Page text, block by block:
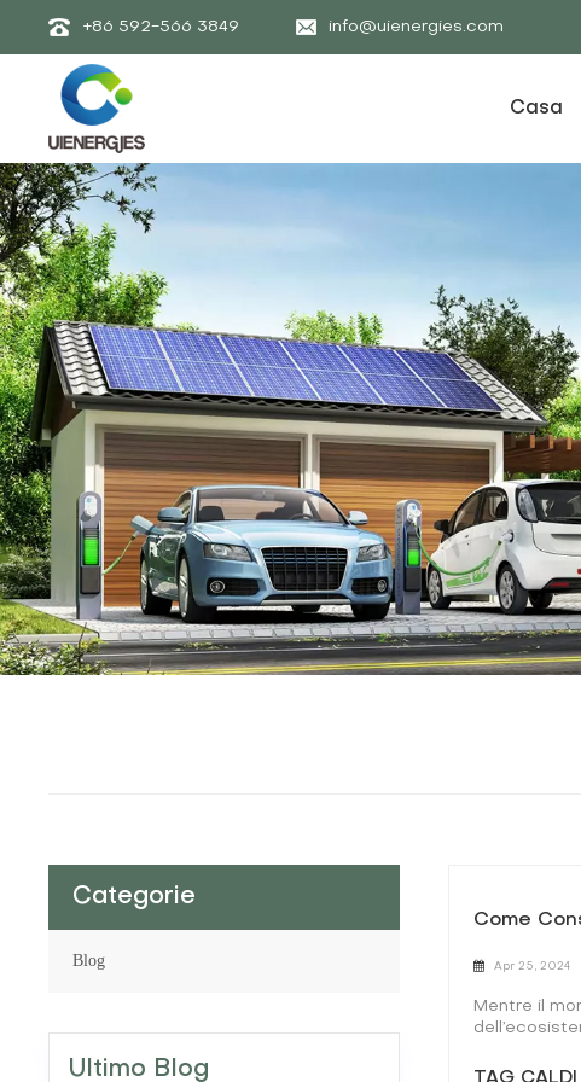
+86 592-566 3849 info@uienergies.com
Casa
Come
Apr 25, 2024
Mentre il
all'aperto
TAG CALDI
Categorie
Blog
Ultimo Blog